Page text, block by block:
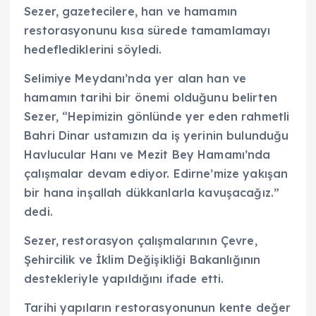
Sezer, gazetecilere, han ve hamamın
restorasyonunu kısa sürede tamamlamayı
hedeflediklerini söyledi.
Selimiye Meydanı’nda yer alan han ve
hamamın tarihi bir önemi olduğunu belirten
Sezer, “Hepimizin gönlünde yer eden rahmetli
Bahri Dinar ustamızın da iş yerinin bulunduğu
Havlucular Hanı ve Mezit Bey Hamamı’nda
çalışmalar devam ediyor. Edirne’mize yakışan
bir hana inşallah dükkanlarla kavuşacağız.”
dedi.
Sezer, restorasyon çalışmalarının Çevre,
Şehircilik ve İklim Değişikliği Bakanlığının
destekleriyle yapıldığını ifade etti.
Tarihi yapıların restorasyonunun kente değer